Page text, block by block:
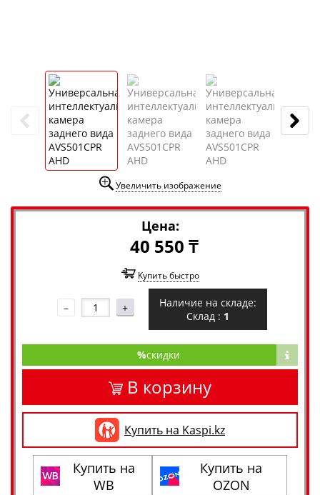
Увеличить изображение
Цена:
40 550 ₸
Купить быстро
– +
Наличие на складе:
Склад : 1
%скидки
В корзину
Купить на Kaspi.kz
Купить на
WB
Купить на
OZON